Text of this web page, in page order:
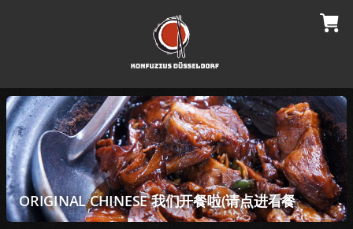
ORIGINAL CHINESE 我们开餐啦(请点进看餐